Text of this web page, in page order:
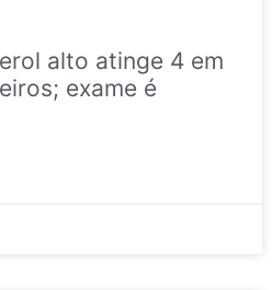
alto atinge 4 em
exame é